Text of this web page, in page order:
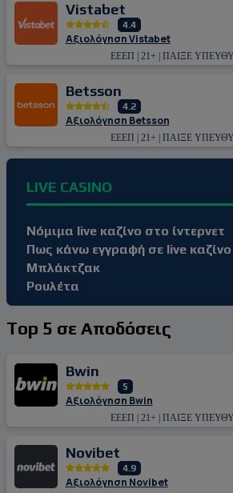
Vistabet
4.4
Αξιολόγηση Vistabet
ΕΕΕΠ | 21+ | ΠΑΙΞΕ
Betsson
4.2
Αξιολόγηση Betsson
ΕΕΕΠ | 21+ | ΠΑΙΞΕ
LIVE CASINO
Νόμιμα live καζίνο στο ίντερνετ
Πως κάνω εγγραφή σε live καζίνο
Μπλάκτζακ
Ρουλέτα
Top 5 σε Αποδόσεις
Bwin
5
Αξιολόγηση Bwin
ΕΕΕΠ | 21+ | ΠΑΙΞΕ
Novibet
4.9
Αξιολόγηση Novibet